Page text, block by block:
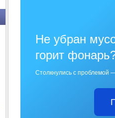
Не убран
горит
Столкнулись с проблемой